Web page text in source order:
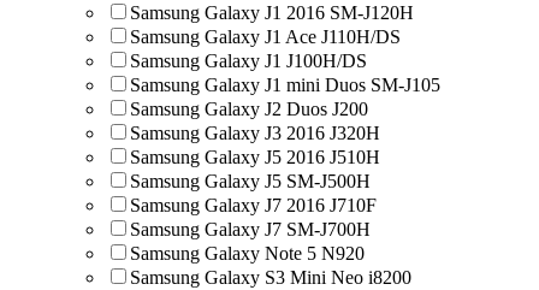
Samsung Galaxy J1 2016 SM-J120H
Samsung Galaxy J1 Ace J110H/DS
Samsung Galaxy J1 J100H/DS
Samsung Galaxy J1 mini Duos SM-J105
Samsung Galaxy J2 Duos J200
Samsung Galaxy J3 2016 J320H
Samsung Galaxy J5 2016 J510H
Samsung Galaxy J5 SM-J500H
Samsung Galaxy J7 2016 J710F
Samsung Galaxy J7 SM-J700H
Samsung Galaxy Note 5 N920
Samsung Galaxy S3 Mini Neo i8200